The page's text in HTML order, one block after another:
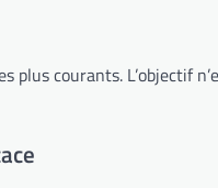
courants. L’objectif